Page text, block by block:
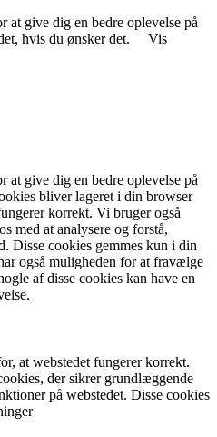
at give dig en bedre oplevelse på
hvis du ønsker det.
Vis
at give dig en bedre oplevelse på
bliver lageret i din browser
korrekt. Vi bruger også
med at analysere og forstå,
Disse cookies gemmes kun i din
også muligheden for at fravælge
af disse cookies kan have en
at webstedet fungerer korrekt.
der sikrer grundlæggende
på webstedet. Disse cookies